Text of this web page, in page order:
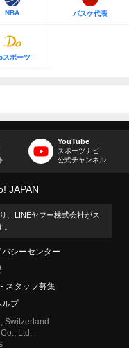
NBA バスケ代表
スポーツ
YouTube
スポーツナビ
公式チャンネル
JAPAN
、LINEヤフー株式会社がス
バシーセンター
スタッフ募集
ルプ
Switzerland
Ltd.